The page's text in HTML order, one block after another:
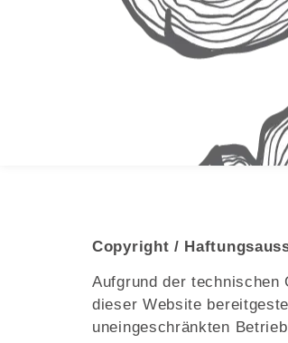
Copyright /
Aufgrund der
dieser Website
uneingeschränkten